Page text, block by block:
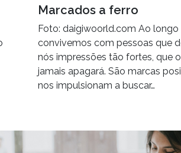
Marcados a ferro
Foto: daigiwoorld.com Ao longo
convivemos com pessoas que
nós impressões tão fortes, que
jamais apagará. São marcas
nos impulsionam a buscar…